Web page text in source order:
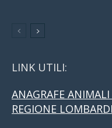
LINK UTILI:
ANAGRAFE
REGIONE